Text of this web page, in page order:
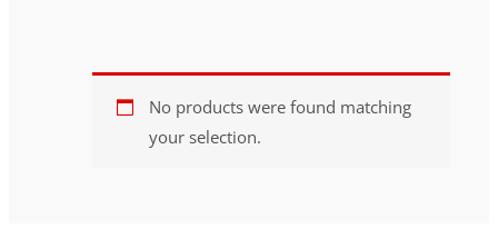
No products were found matching
your selection.